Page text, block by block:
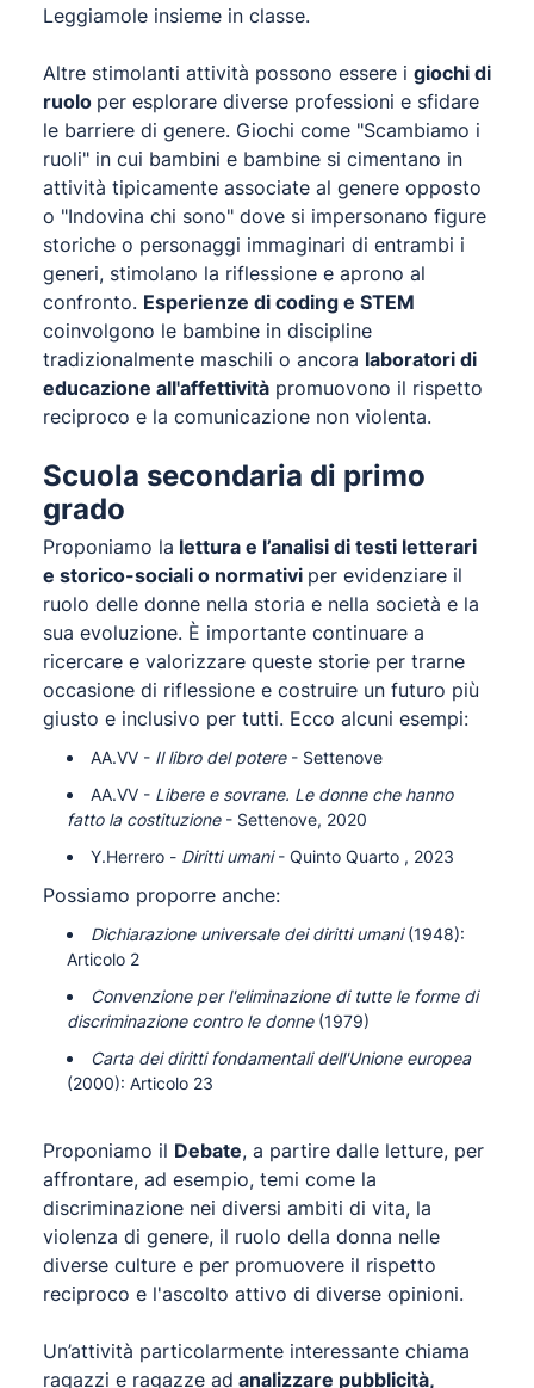
Leggiamole insieme in classe.
Altre stimolanti attività possono essere i giochi di
ruolo per esplorare diverse professioni e sfidare
le barriere di genere. Giochi come "Scambiamo i
ruoli" in cui bambini e bambine si cimentano in
attività tipicamente associate al genere opposto
o "Indovina chi sono" dove si impersonano figure
storiche o personaggi immaginari di entrambi i
generi, stimolano la riflessione e aprono al
confronto. Esperienze di coding e STEM
coinvolgono le bambine in discipline
tradizionalmente maschili o ancora laboratori di
educazione all'affettività promuovono il rispetto
reciproco e la comunicazione non violenta.
Scuola secondaria di primo
grado
Proponiamo la lettura e l’analisi di testi letterari
e storico-sociali o normativi per evidenziare il
ruolo delle donne nella storia e nella società e la
sua evoluzione. È importante continuare a
ricercare e valorizzare queste storie per trarne
occasione di riflessione e costruire un futuro più
giusto e inclusivo per tutti. Ecco alcuni esempi:
AA.VV - Il libro del potere- Settenove
AA.VV - Libere e sovrane. Le donne che hanno
fatto la costituzione- Settenove, 2020
Y.Herrero - Diritti umani- Quinto Quarto , 2023
Possiamo proporre anche:
Dichiarazione universale dei diritti umani(1948):
Articolo 2
Convenzione per l'eliminazione di tutte le forme di
discriminazione contro le donne(1979)
Carta dei diritti fondamentali dell'Unione europea
(2000): Articolo 23
Proponiamo il Debate, a partire dalle letture, per
affrontare, ad esempio, temi come la
discriminazione nei diversi ambiti di vita, la
violenza di genere, il ruolo della donna nelle
diverse culture e per promuovere il rispetto
reciproco e l'ascolto attivo di diverse opinioni.
Un’attività particolarmente interessante chiama
ragazzi e ragazze ad analizzare pubblicità,